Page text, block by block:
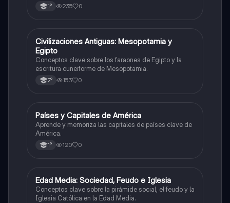
1° 235 0
CHistoria
Civilizaciones Antiguas: Mesopotamia y
Egipto
Conceptos clave sobre los faraones de Egipto y la
escritura cuneiforme de Mesopotamia.
2° 153 0
PGeografía
Países y Capitales de América
Aprende y memoriza las capitales de países clave de
América.
1° 120 0
EHistoria
Edad Media: Sociedad, Feudo e Iglesia
Conceptos clave sobre la pirámide social, el feudo y la
Iglesia Católica en la Edad Media.